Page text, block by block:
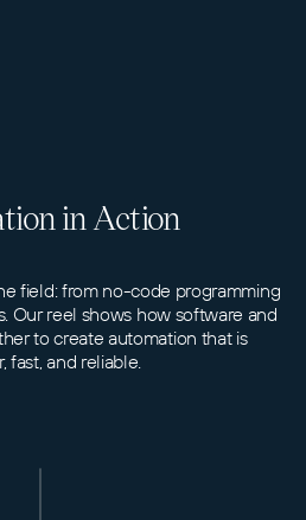
in Action
field: from no-code programming
Our reel shows how software and
to create automation that is
fast, and reliable.